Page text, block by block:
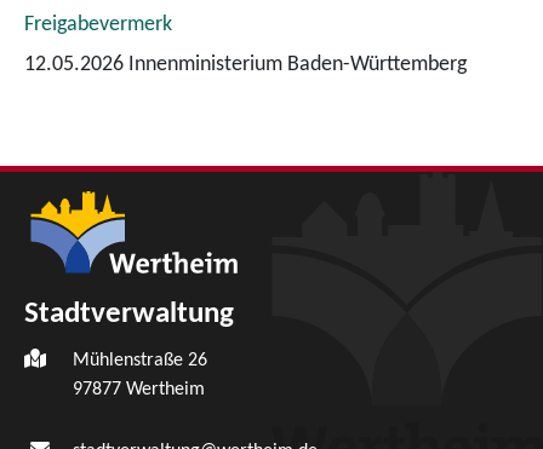
Freigabevermerk
12.05.2026 Innenministerium Baden-Württemberg
Stadtverwaltung
Mühlenstraße 26
97877 Wertheim